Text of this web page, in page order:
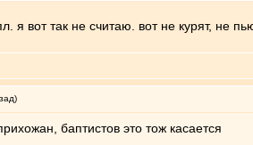
я вот так не считаю. вот не курят, не
баптистов это тож касается